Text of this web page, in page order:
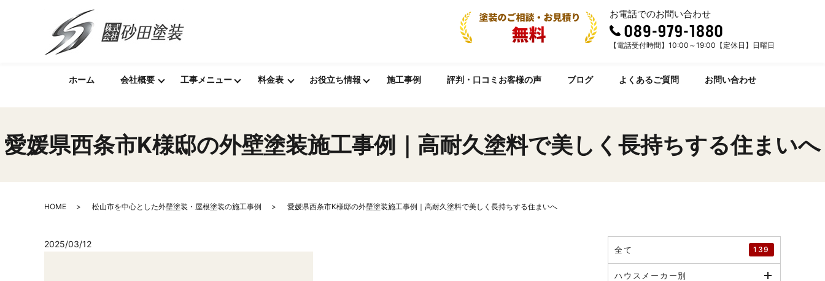
お電話でのお問い合わせ
【電話受付時間】10:00～19:00【定休日】日曜日
ホーム 会社概要 工事メニュー 料金表 お役立ち情報 施工事例 評判・口コミお客様の声 ブログ よくあるご質問 お問い合わせ
愛媛県西条市K様邸の外壁塗装施工事例｜高耐久塗料で美しく長持ちする住まいへ
HOME 松山市を中心とした外壁塗装・屋根塗装の施工事例 愛媛県西条市K様邸の外壁塗装施工事例｜高耐久塗料で美しく長持ちする住まいへ
2025/03/12
全て 139
ハウスメーカー別